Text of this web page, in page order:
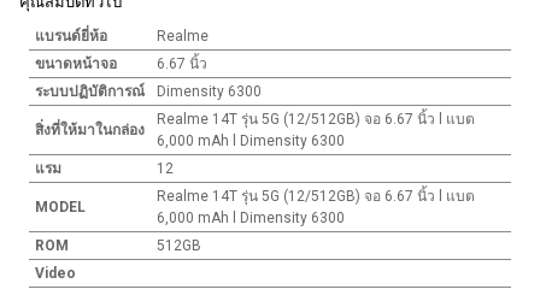
แบรนด์ยี่ห้อ
Realme
ขนาดหน้าจอ
6.67 นิ้ว
ระบบปฏิบัติการณ์
Dimensity 6300
สิ่งที่ให้มาในกล่อง
Realme 14T รุ่น 5G (12/512GB) จอ 6.67 นิ้ว l แบต
6,000 mAh l Dimensity 6300
แรม
12
MODEL
Realme 14T รุ่น 5G (12/512GB) จอ 6.67 นิ้ว l แบต
6,000 mAh l Dimensity 6300
ROM
512GB
Video